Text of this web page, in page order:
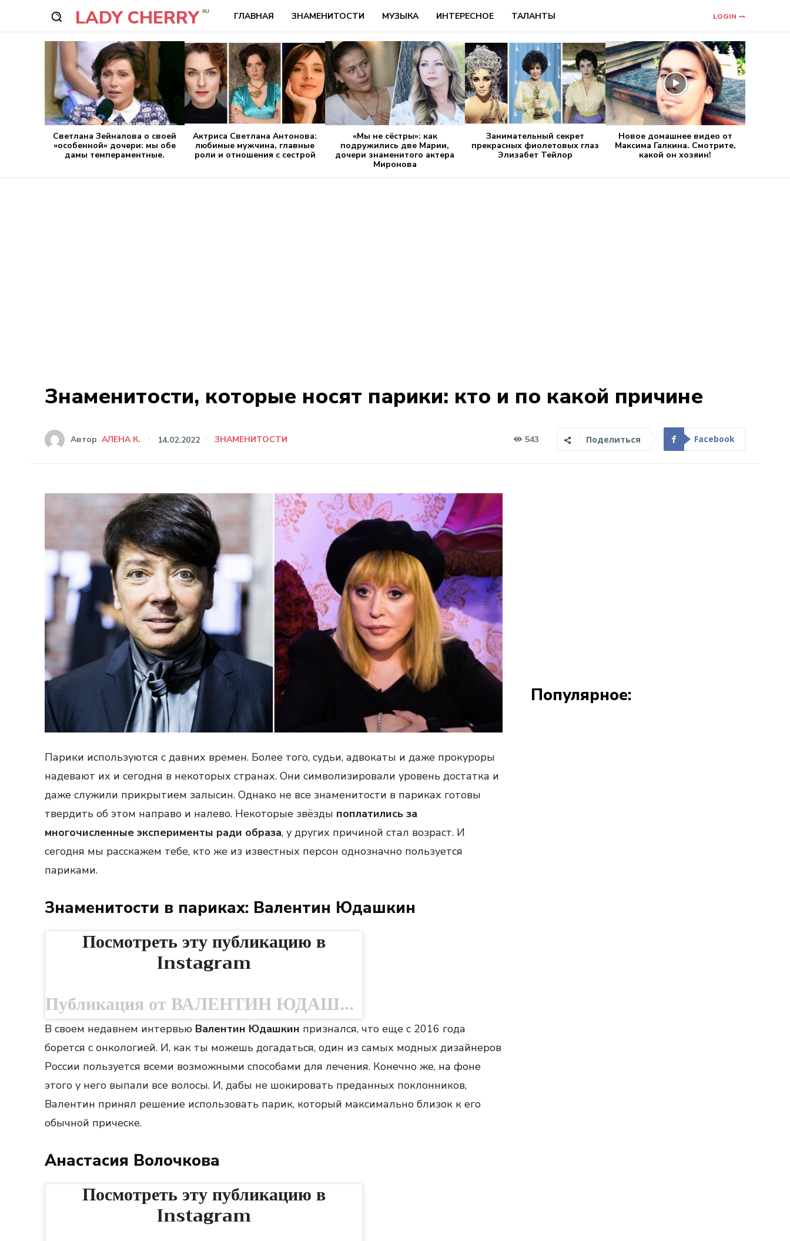
LADY CHERRY RU ГЛАВНАЯ ЗНАМЕНИТОСТИ МУЗЫКА ИНТЕРЕСНОЕ ТАЛАНТЫ LOGIN
Светлана Зейналова о своей
«особенной» дочери: мы обе
дамы темпераментные.
Актриса Светлана Антонова:
любимые мужчина, главные
роли и отношения с сестрой
«Мы не сёстры»: как
подружились две Марии,
дочери знаменитого актера
Миронова
Занимательный секрет
прекрасных фиолетовых глаз
Элизабет Тейлор
Новое домашнее видео от
Максима Галкина. Смотрите,
какой он хозяин!
Знаменитости, которые носят парики: кто и по какой причине
Автор АЛЕНА К. 14.02.2022 ЗНАМЕНИТОСТИ 543 Поделиться Facebook
Парики используются с давних времен. Более того, судьи, адвокаты и даже прокуроры
надевают их и сегодня в некоторых странах. Они символизировали уровень достатка и
даже служили прикрытием залысин. Однако не все знаменитости в париках готовы
твердить об этом направо и налево. Некоторые звёзды поплатились за
многочисленные эксперименты ради образа, у других причиной стал возраст. И
сегодня мы расскажем тебе, кто же из известных персон однозначно пользуется
париками.
Знаменитости в париках: Валентин Юдашкин
Посмотреть эту публикацию в
Instagram
Публикация от ВАЛЕНТИН ЮДАШКИН (@vyudashkin)
В своем недавнем интервью Валентин Юдашкин признался, что еще с 2016 года
борется с онкологией. И, как ты можешь догадаться, один из самых модных дизайнеров
России пользуется всеми возможными способами для лечения. Конечно же, на фоне
этого у него выпали все волосы. И, дабы не шокировать преданных поклонников,
Валентин принял решение использовать парик, который максимально близок к его
обычной прическе.
Анастасия Волочкова
Посмотреть эту публикацию в
Instagram
Популярное: